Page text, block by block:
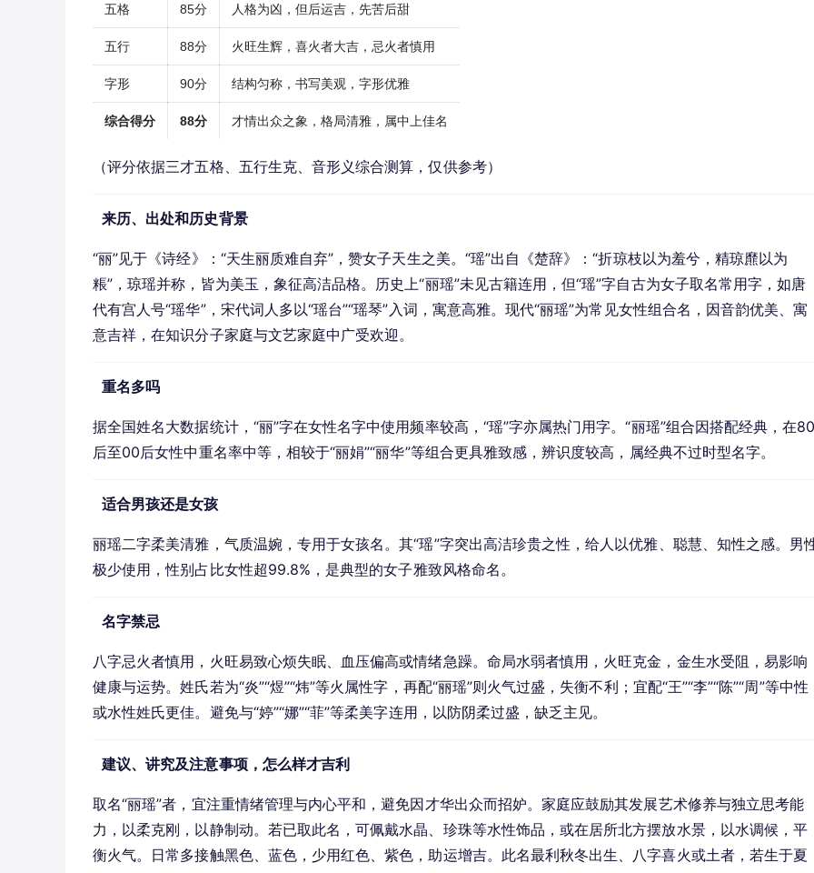
五格 85分 人格为凶，但后运吉，先苦后甜
五行 88分 火旺生辉，喜火者大吉，忌火者慎用
字形 90分 结构匀称，书写美观，字形优雅
综合得分 88分 才情出众之象，格局清雅，属中上佳名
（评分依据三才五格、五行生克、音形义综合测算，仅供参考）
来历、出处和历史背景
“丽”见于《诗经》：“天生丽质难自弃”，赞女子天生之美。“瑶”出自《楚辞》：“折琼枝以为羞兮，精琼爢以为
粻”，琼瑶并称，皆为美玉，象征高洁品格。历史上“丽瑶”未见古籍连用，但“瑶”字自古为女子取名常用字，如唐
代有宫人号“瑶华”，宋代词人多以“瑶台”“瑶琴”入词，寓意高雅。现代“丽瑶”为常见女性组合名，因音韵优美、寓
意吉祥，在知识分子家庭与文艺家庭中广受欢迎。
重名多吗
据全国姓名大数据统计，“丽”字在女性名字中使用频率较高，“瑶”字亦属热门用字。“丽瑶”组合因搭配经典，在
后至00后女性中重名率中等，相较于“丽娟”“丽华”等组合更具雅致感，辨识度较高，属经典不过时型名字。
适合男孩还是女孩
丽瑶二字柔美清雅，气质温婉，专用于女孩名。其“瑶”字突出高洁珍贵之性，给人以优雅、聪慧、知性之感。男
极少使用，性别占比女性超99.8%，是典型的女子雅致风格命名。
名字禁忌
八字忌火者慎用，火旺易致心烦失眠、血压偏高或情绪急躁。命局水弱者慎用，火旺克金，金生水受阻，易影响
健康与运势。姓氏若为“炎”“煜”“炜”等火属性字，再配“丽瑶”则火气过盛，失衡不利；宜配“王”“李”“陈”“周”等中性
或水性姓氏更佳。避免与“婷”“娜”“菲”等柔美字连用，以防阴柔过盛，缺乏主见。
建议、讲究及注意事项，怎么样才吉利
取名“丽瑶”者，宜注重情绪管理与内心平和，避免因才华出众而招妒。家庭应鼓励其发展艺术修养与独立思考能
力，以柔克刚，以静制动。若已取此名，可佩戴水晶、珍珠等水性饰品，或在居所北方摆放水景，以水调候，平
衡火气。日常多接触黑色、蓝色，少用红色、紫色，助运增吉。此名最利秋冬出生、八字喜火或土者，若生于夏